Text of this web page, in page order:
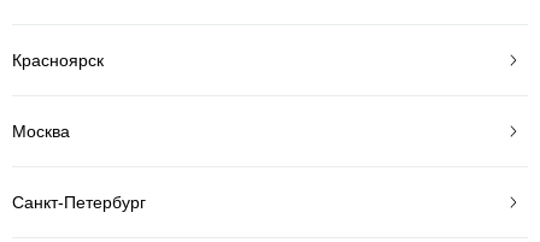
Красноярск
Москва
Санкт-Петербург